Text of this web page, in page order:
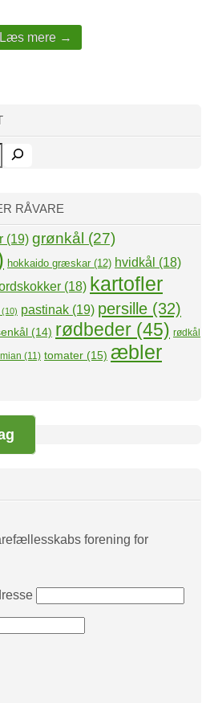
Læs mere →
RÅVARE
(19) grønkål (27)
hokkaido græskar (12) hvidkål (18)
(18) kartofler
(10) pastinak (19) persille (32)
(14) rødbeder (45) rødkål
(11) tomater (15) æbler
forening for